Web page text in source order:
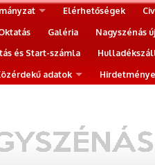
Elérhetőségek
Galéria Nagyszénás
és Start-számla
adatok